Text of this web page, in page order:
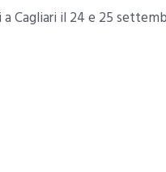
Cagliari il 24 e 25